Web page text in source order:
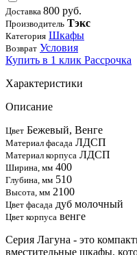
Доставка 800 руб.
Производитель Тэкс
Категория Шкафы
Возврат Условия
Купить в 1 клик Рассрочка
Характеристики
Описание
Цвет Бежевый, Венге
Материал фасада ЛДСП
Материал корпуса ЛДСП
Ширина, мм 400
Глубина, мм 510
Высота, мм 2100
Цвет фасада дуб молочный
Цвет корпуса венге
Серия Лагуна - это
вместительные шкафы,